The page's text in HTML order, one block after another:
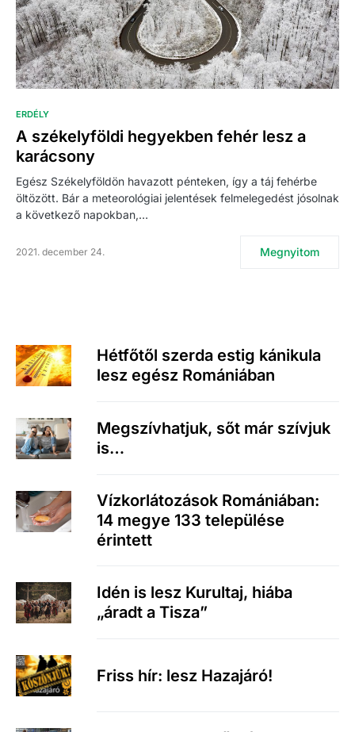
ERDÉLY
A székelyföldi hegyekben fehér lesz a
karácsony
Egész Székelyföldön havazott pénteken, így a táj fehérbe
öltözött. Bár a meteorológiai jelentések felmelegedést jósolnak
a következő napokban,…
2021. december 24. Megnyitom
Hétfőtől szerda estig kánikula
lesz egész Romániában
Megszívhatjuk, sőt már szívjuk
is…
Vízkorlátozások Romániában:
14 megye 133 települése
érintett
Idén is lesz Kurultaj, hiába
„áradt a Tisza”
Friss hír: lesz Hazajáró!